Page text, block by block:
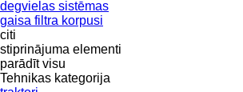
degvielas sistēmas
gaisa filtra korpusi
citi
stiprinājuma elementi
parādīt visu
Tehnikas kategorija